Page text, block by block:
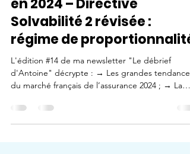
Les chiffres de l'assurance
en 2024 – Directive
Solvabilité 2 révisée :
régime de proportionnalité
L'édition #14 de ma newsletter "Le débrief
du marché français de l’assurance 2024 ; → La
révision phare de Solvabilité II avec l’arrivée du